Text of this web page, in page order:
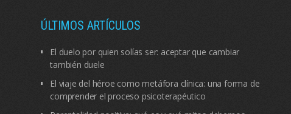
ÚLTIMOS ARTÍCULOS
El duelo por quien solías ser: aceptar que cambiar
también duele
El viaje del héroe como metáfora clínica: una forma de
comprender el proceso psicoterapéutico